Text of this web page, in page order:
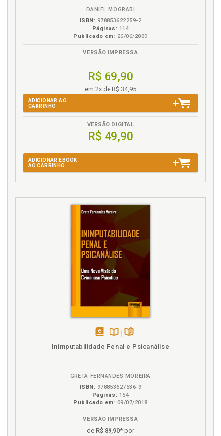
DANIEL MOGRABI
ISBN: 978853622259-2
Páginas: 114
Publicado em: 26/06/2009
VERSÃO IMPRESSA
R$ 69,90
em 2x de R$ 34,95
ADICIONAR AO
CARRINHO
VERSÃO DIGITAL
R$ 49,90
ADICIONAR EBOOK
AO CARRINHO
Inimputabilidade Penal e Psicanálise
GRETA FERNANDES MOREIRA
ISBN: 978853627536-9
Páginas: 154
Publicado em: 09/07/2018
VERSÃO IMPRESSA
de R$ 89,90* por